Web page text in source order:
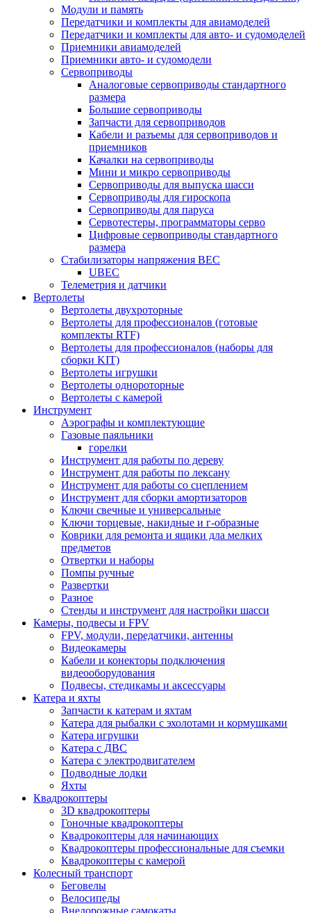
Модули и память
Передатчики и комплекты для авиамоделей
Передатчики и комплекты для авто- и судомоделей
Приемники авиамоделей
Приемники авто- и судомодели
Сервоприводы
Аналоговые сервоприводы стандартного
размера
Большие сервоприводы
Запчасти для сервоприводов
Кабели и разъемы для сервоприводов и
приемников
Качалки на сервоприводы
Мини и микро сервоприводы
Сервоприводы для выпуска шасси
Сервоприводы для гироскопа
Сервоприводы для паруса
Сервотестеры, программаторы серво
Цифровые сервоприводы стандартного
размера
Стабилизаторы напряжения BEC
UBEC
Телеметрия и датчики
Вертолеты
Вертолеты двухроторные
Вертолеты для профессионалов (готовые
комплекты RTF)
Вертолеты для профессионалов (наборы для
сборки KIT)
Вертолеты игрушки
Вертолеты однороторные
Вертолеты с камерой
Инструмент
Аэрографы и комплектующие
Газовые паяльники
горелки
Инструмент для работы по дереву
Инструмент для работы по лексану
Инструмент для работы со сцеплением
Инструмент для сборки амортизаторов
Ключи свечные и универсальные
Ключи торцевые, накидные и г-образные
Коврики для ремонта и ящики дла мелких
предметов
Отвертки и наборы
Помпы ручные
Развертки
Разное
Стенды и инструмент для настройки шасси
Камеры, подвесы и FPV
FPV, модули, передатчики, антенны
Видеокамеры
Кабели и конекторы подключения
видеооборудования
Подвесы, стедикамы и аксессуары
Катера и яхты
Запчасти к катерам и яхтам
Катера для рыбалки с эхолотами и кормушками
Катера игрушки
Катера с ДВС
Катера с электродвигателем
Подводные лодки
Яхты
Квадрокоптеры
3D квадрокоптеры
Гоночные квадрокоптеры
Квадрокоптеры для начинающих
Квадрокоптеры профессиональные для съемки
Квадрокоптеры с камерой
Колесный транспорт
Беговелы
Велосипеды
Внедорожные самокаты